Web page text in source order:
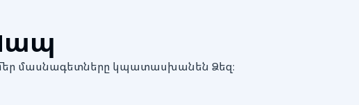
մեր մասնագետները կպատասխանեն Ձեզ։